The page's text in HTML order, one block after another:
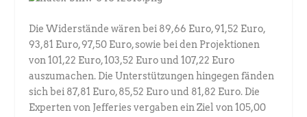
Die Widerstände wären bei 89,66 Euro, 91,52 Euro,
93,81 Euro, 97,50 Euro, sowie bei den Projektionen
von 101,22 Euro, 103,52 Euro und 107,22 Euro
auszumachen. Die Unterstützungen hingegen fänden
sich bei 87,81 Euro, 85,52 Euro und 81,82 Euro. Die
Experten von Jefferies vergaben ein Ziel von 105,00